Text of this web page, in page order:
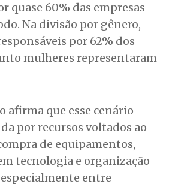
quase 60% das empresas
Na divisão por gênero,
por 62% dos
mulheres representaram
afirma que esse cenário
por recursos voltados ao
de equipamentos,
tecnologia e organização
entre